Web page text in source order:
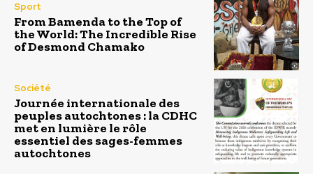
Sport
From Bamenda to the Top of
the World: The Incredible Rise
of Desmond Chamako
Société
Journée internationale des
peuples autochtones : la CDHC
met en lumière le rôle
essentiel des sages-femmes
autochtones